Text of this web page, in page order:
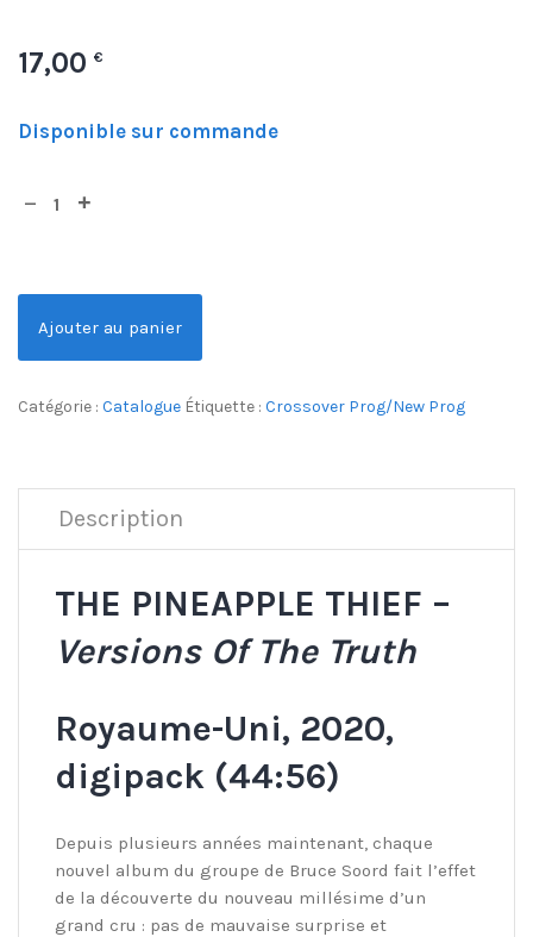
17,00 €
Disponible sur commande
Ajouter au panier
Catégorie : Catalogue Étiquette : Crossover Prog/New Prog
Description
THE PINEAPPLE THIEF –
Versions Of The Truth
Royaume-Uni, 2020,
digipack (44:56)
Depuis plusieurs années maintenant, chaque
nouvel album du groupe de Bruce Soord fait l’effet
de la découverte du nouveau millésime d’un
grand cru : pas de mauvaise surprise et